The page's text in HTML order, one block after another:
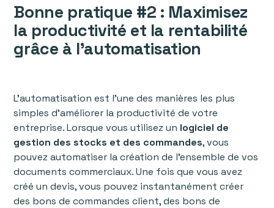
Bonne pratique #2 : Maximisez
la productivité et la rentabilité
grâce à l'automatisation
L'automatisation est l'une des manières les plus
simples d’améliorer la productivité de votre
entreprise. Lorsque vous utilisez un logiciel de
gestion des stocks et des commandes, vous
pouvez automatiser la création de l’ensemble de vos
documents commerciaux. Une fois que vous avez
créé un devis, vous pouvez instantanément créer
des bons de commandes client, des bons de